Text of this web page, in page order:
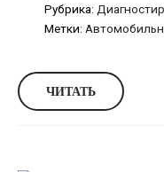
Рубрика:
Метки:
ЧИТАТЬ